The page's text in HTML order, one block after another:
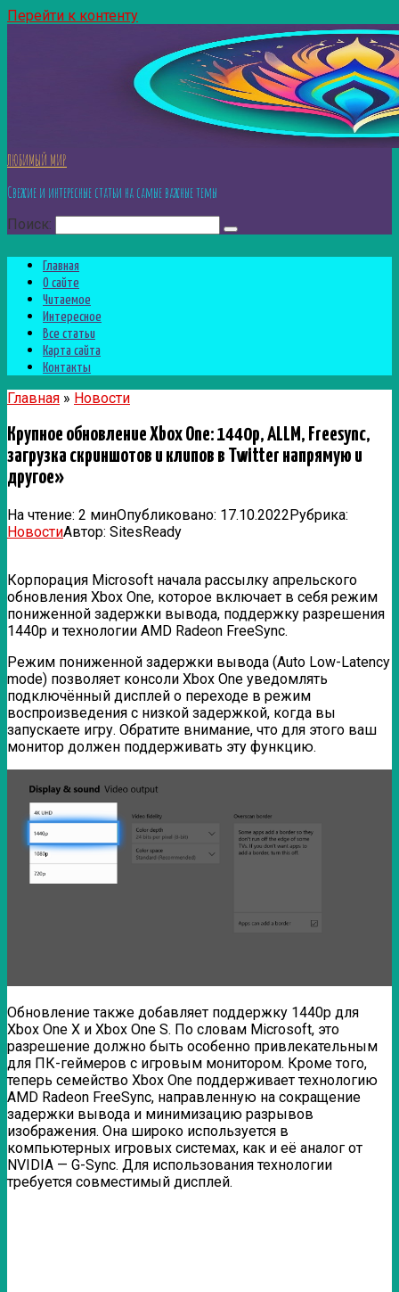
Перейти к контенту
ЛЮБИМЫЙ МИР
Свежие и интересные статьи на самые важные темы
Поиск:
Главная
О сайте
Читаемое
Интересное
Все статьи
Карта сайта
Контакты
Главная » Новости
Крупное обновление Xbox One: 1440p, ALLM, Freesync,
загрузка скриншотов и клипов в Twitter напрямую и
другое»
На чтение: 2 минОпубликовано: 17.10.2022Рубрика:
НовостиАвтор: SitesReady
Корпорация Microsoft начала рассылку апрельского
обновления Xbox One, которое включает в себя режим
пониженной задержки вывода, поддержку разрешения
1440p и технологии AMD Radeon FreeSync.
Режим пониженной задержки вывода (Auto Low-Latency
mode) позволяет консоли Xbox One уведомлять
подключённый дисплей о переходе в режим
воспроизведения с низкой задержкой, когда вы
запускаете игру. Обратите внимание, что для этого ваш
монитор должен поддерживать эту функцию.
Обновление также добавляет поддержку 1440p для
Xbox One X и Xbox One S. По словам Microsoft, это
разрешение должно быть особенно привлекательным
для ПК-геймеров с игровым монитором. Кроме того,
теперь семейство Xbox One поддерживает технологию
AMD Radeon FreeSync, направленную на сокращение
задержки вывода и минимизацию разрывов
изображения. Она широко используется в
компьютерных игровых системах, как и её аналог от
NVIDIA — G-Sync. Для использования технологии
требуется совместимый дисплей.